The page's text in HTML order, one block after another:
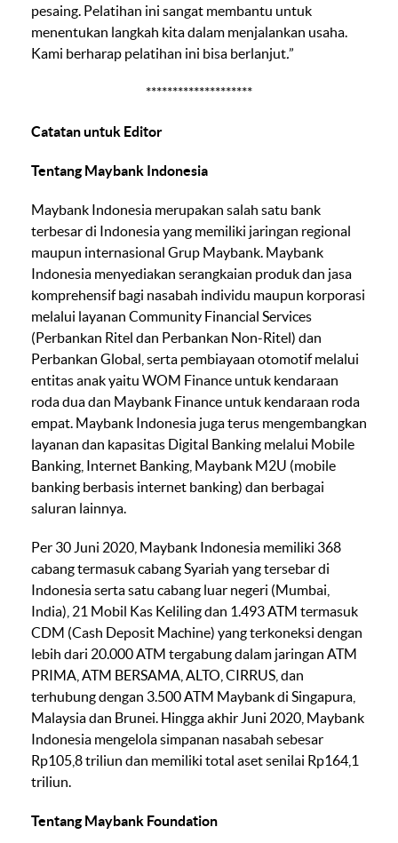
pesaing. Pelatihan ini sangat membantu untuk
menentukan langkah kita dalam menjalankan usaha.
Kami berharap pelatihan ini bisa berlanjut.”
********************
Catatan untuk Editor
Tentang Maybank Indonesia
Maybank Indonesia merupakan salah satu bank
terbesar di Indonesia yang memiliki jaringan regional
maupun internasional Grup Maybank. Maybank
Indonesia menyediakan serangkaian produk dan jasa
komprehensif bagi nasabah individu maupun korporasi
melalui layanan Community Financial Services
(Perbankan Ritel dan Perbankan Non-Ritel) dan
Perbankan Global, serta pembiayaan otomotif melalui
entitas anak yaitu WOM Finance untuk kendaraan
roda dua dan Maybank Finance untuk kendaraan roda
empat. Maybank Indonesia juga terus mengembangkan
layanan dan kapasitas Digital Banking melalui Mobile
Banking, Internet Banking, Maybank M2U (mobile
banking berbasis internet banking) dan berbagai
saluran lainnya.
Per 30 Juni 2020, Maybank Indonesia memiliki 368
cabang termasuk cabang Syariah yang tersebar di
Indonesia serta satu cabang luar negeri (Mumbai,
India), 21 Mobil Kas Keliling dan 1.493 ATM termasuk
CDM (Cash Deposit Machine) yang terkoneksi dengan
lebih dari 20.000 ATM tergabung dalam jaringan ATM
PRIMA, ATM BERSAMA, ALTO, CIRRUS, dan
terhubung dengan 3.500 ATM Maybank di Singapura,
Malaysia dan Brunei. Hingga akhir Juni 2020, Maybank
Indonesia mengelola simpanan nasabah sebesar
Rp105,8 triliun dan memiliki total aset senilai Rp164,1
triliun.
Tentang Maybank Foundation